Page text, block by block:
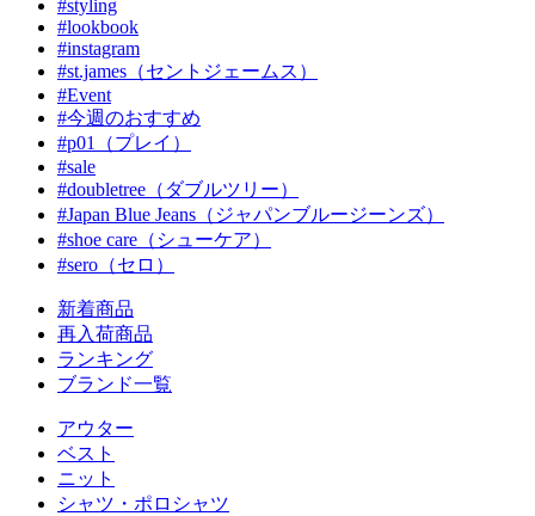
#styling
#lookbook
#instagram
#st.james（セントジェームス）
#Event
#今週のおすすめ
#p01（プレイ）
#sale
#doubletree（ダブルツリー）
#Japan Blue Jeans（ジャパンブルージーンズ）
#shoe care（シューケア）
#sero（セロ）
新着商品
再入荷商品
ランキング
ブランド一覧
アウター
ベスト
ニット
シャツ・ポロシャツ